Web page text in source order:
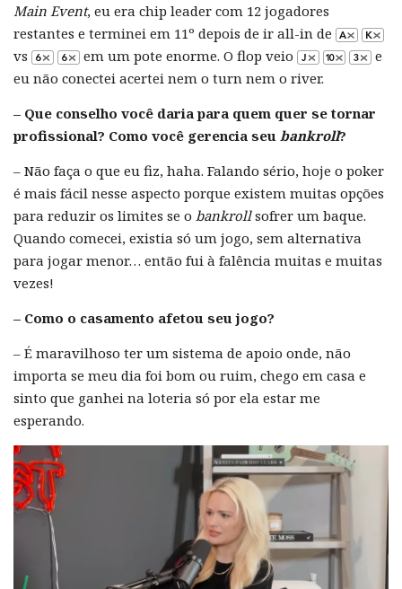
Main Event, eu era chip leader com 12 jogadores
restantes e terminei em 11º depois de ir all-in de
vs
em um pote enorme. O flop veio
e
eu não conectei acertei nem o turn nem o river.
– Que conselho você daria para quem quer se tornar
profissional? Como você gerencia seu bankroll?
– Não faça o que eu fiz, haha. Falando sério, hoje o poker
é mais fácil nesse aspecto porque existem muitas opções
para reduzir os limites se o bankrollsofrer um baque.
Quando comecei, existia só um jogo, sem alternativa
para jogar menor… então fui à falência muitas e muitas
vezes!
– Como o casamento afetou seu jogo?
– É maravilhoso ter um sistema de apoio onde, não
importa se meu dia foi bom ou ruim, chego em casa e
sinto que ganhei na loteria só por ela estar me
esperando.